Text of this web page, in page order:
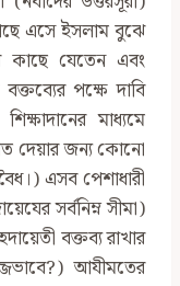
এসে ইসলাম বুঝে
কাছে যেতেন এবং
পক্ষে দাবি
মাধ্যমে
দেয়ার জন্য কোনো
এসব পেশাধারী
সর্বনিম্ন সীমা)
বক্তব্য রাখার
আযীমতের